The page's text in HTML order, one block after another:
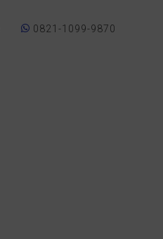
0821-1099-9870